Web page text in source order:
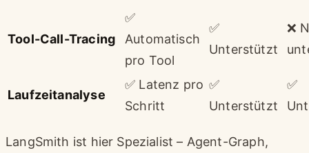
Tool-Call-Tracing
✅
Automatisch
pro Tool
✅
Unterstützt
❌
Laufzeitanalyse
✅ Latenz pro
Schritt
✅
Unterstützt
✅
LangSmith ist hier Spezialist – Agent-Graph,